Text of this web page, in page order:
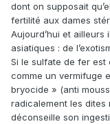
dont on supposait
fertilité aux dames
Aujourd’hui et
asiatiques : de
Si le sulfate de fer est
comme un vermifuge
bryocide » (anti
radicalement les dites
déconseille son